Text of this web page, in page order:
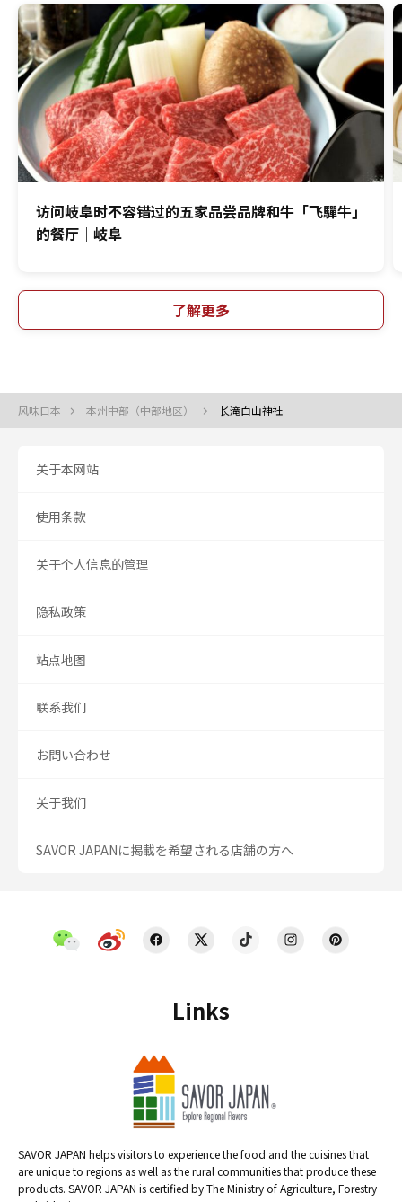
访问岐阜时不容错过的五家品尝品牌和牛「飞驒牛」
的餐厅｜岐阜
了解更多
风味日本 本州中部（中部地区） 长滝白山神社
Links
SAVOR JAPAN helps visitors to experience the food and the cuisines that
are unique to regions as well as the rural communities that produce these
products. SAVOR JAPAN is certified by The Ministry of Agriculture, Forestry
关于本网站
使用条款
关于个人信息的管理
隐私政策
站点地图
联系我们
お問い合わせ
关于我们
SAVOR JAPANに掲載を希望される店舗の方へ